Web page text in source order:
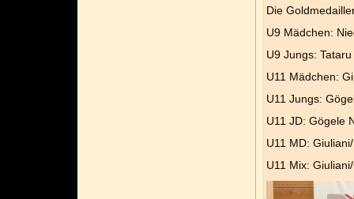
Die
U9 Mädchen:
U9 Jungs:
U11 Mädchen:
U11 Jungs:
U11 JD: Gögele
U11 MD:
U11 Mix: